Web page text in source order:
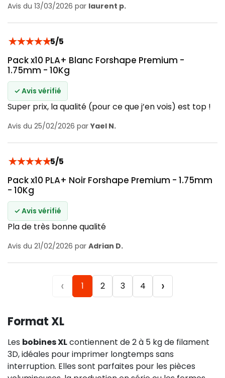
Avis du 13/03/2026 par laurent p.
★★★★★5/5
Pack x10 PLA+ Blanc Forshape Premium -
1.75mm - 10Kg
✓ Avis vérifié
Super prix, la qualité (pour ce que j’en vois) est top !
Avis du 25/02/2026 parYael N.
★★★★★5/5
Pack x10 PLA+ Noir Forshape Premium - 1.75mm
- 10Kg
✓ Avis vérifié
Pla de très bonne qualité
Avis du 21/02/2026 par Adrian D.
‹ 1 2 3 4 ›
Format XL
Les bobines XLcontiennent de 2 à 5 kg de filament
3D, idéales pour imprimer longtemps sans
interruption. Elles sont parfaites pour les pièces